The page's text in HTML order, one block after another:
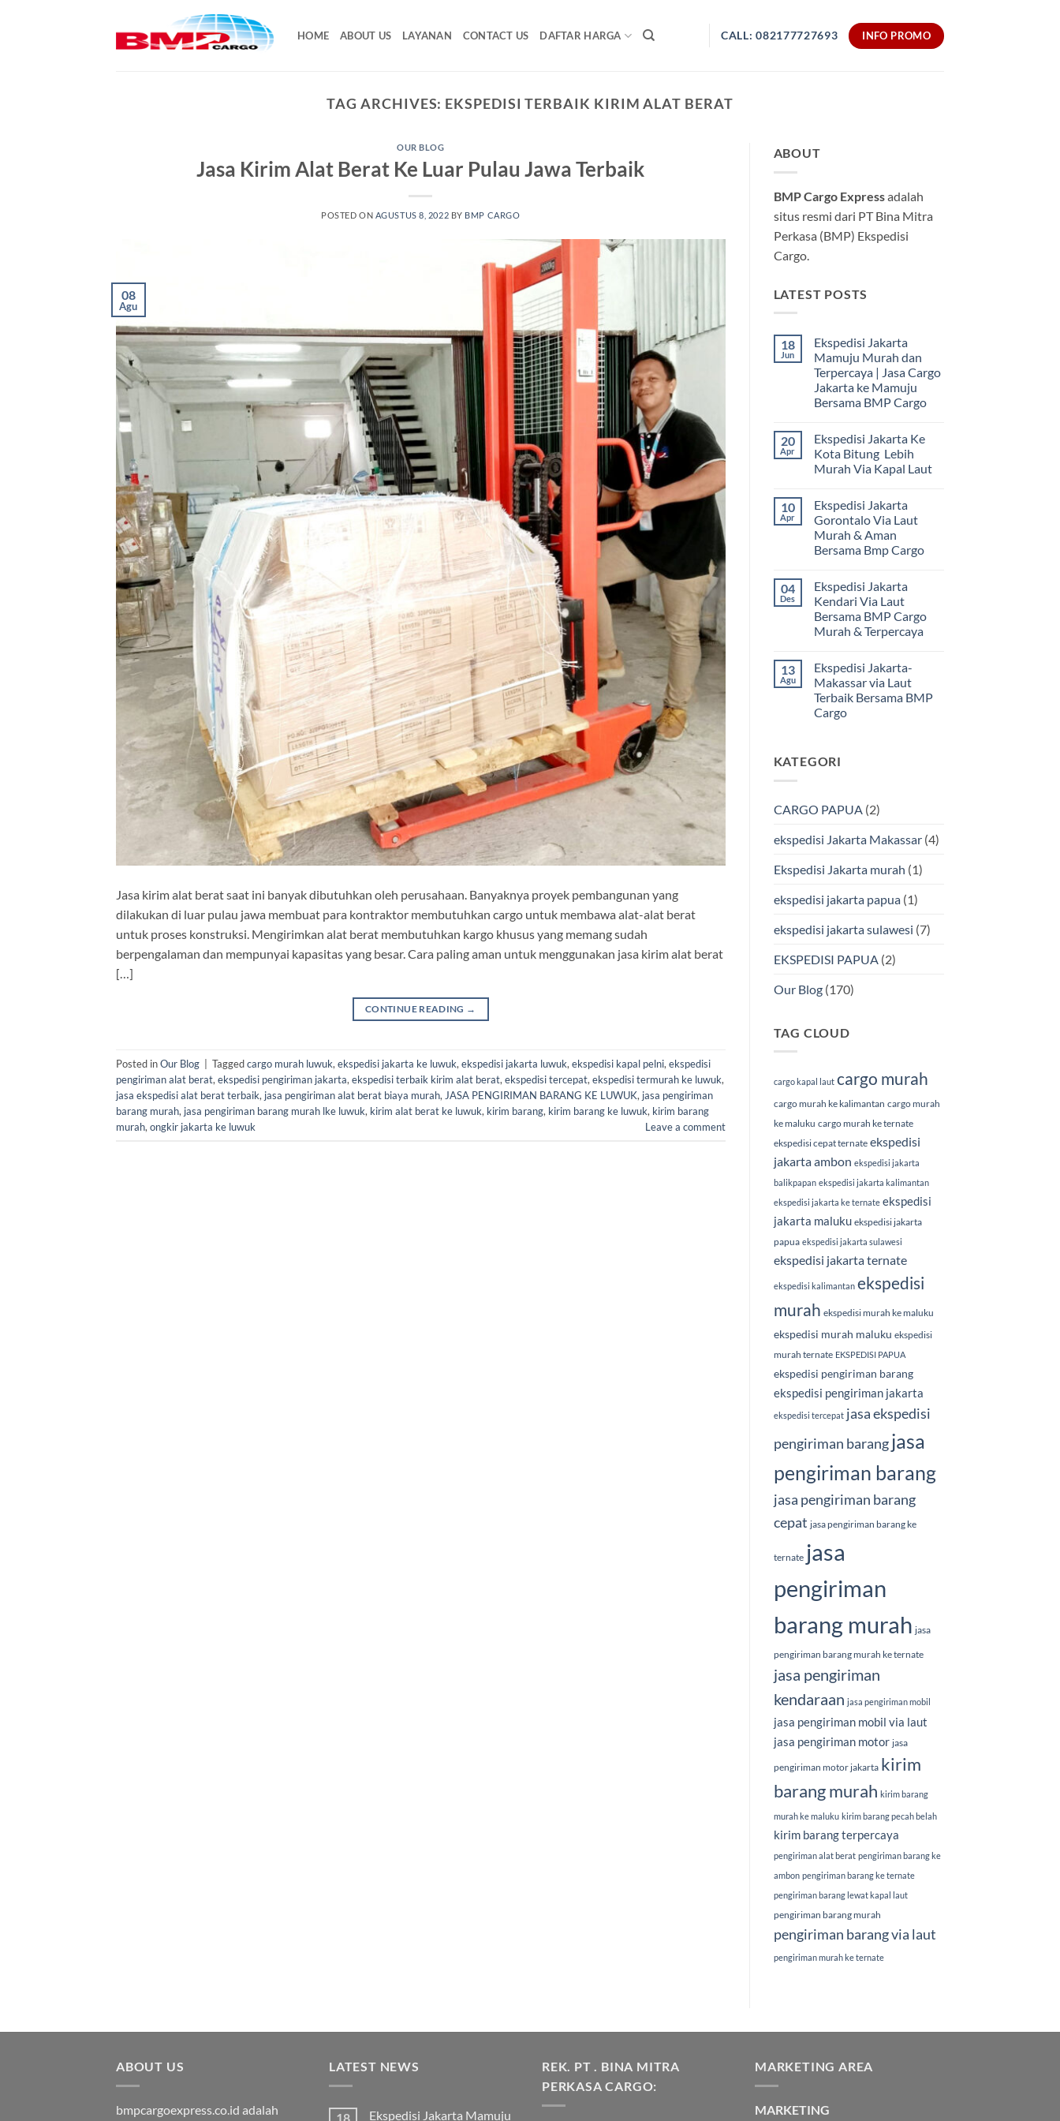
HOME ABOUT US LAYANAN CONTACT US DAFTAR HARGA CALL: 082177727693 INFO PROMO
TAG ARCHIVES: EKSPEDISI TERBAIK KIRIM ALAT BERAT
OUR BLOG
Jasa Kirim Alat Berat Ke Luar Pulau Jawa Terbaik
POSTED ON AGUSTUS 8, 2022 BY BMP CARGO
08
Agu
Jasa kirim alat berat saat ini banyak dibutuhkan oleh perusahaan. Banyaknya proyek pembangunan yang
dilakukan di luar pulau jawa membuat para kontraktor membutuhkan cargo untuk membawa alat-alat berat
untuk proses konstruksi. Mengirimkan alat berat membutuhkan kargo khusus yang memang sudah
berpengalaman dan mempunyai kapasitas yang besar. Cara paling aman untuk menggunakan jasa kirim alat berat
[…]
CONTINUE READING →
Posted inOur Blog | Taggedcargo murah luwuk, ekspedisi jakarta ke luwuk, ekspedisi jakarta luwuk, ekspedisi kapal pelni, ekspedisi
pengiriman alat berat, ekspedisi pengiriman jakarta, ekspedisi terbaik kirim alat berat, ekspedisi tercepat, ekspedisi termurah ke luwuk,
jasa ekspedisi alat berat terbaik, jasa pengiriman alat berat biaya murah, JASA PENGIRIMAN BARANG KE LUWUK, jasa pengiriman
barang murah, jasa pengiriman barang murah lke luwuk, kirim alat berat ke luwuk, kirim barang, kirim barang ke luwuk, kirim barang
murah, ongkir jakarta ke luwuk Leave a comment
ABOUT
BMP Cargo Expressadalah
situs resmi dari PT Bina Mitra
Perkasa (BMP) Ekspedisi
Cargo.
LATEST POSTS
18
Jun
Ekspedisi Jakarta
Mamuju Murah dan
Terpercaya | Jasa Cargo
Jakarta ke Mamuju
Bersama BMP Cargo
komentar
pada
Ekspedisi
Jakarta
dan
Terpercaya
|
Jasa
Cargo
Jakarta
Bersama
BMP
Cargo
20
Apr
Ekspedisi Jakarta Ke
Kota Bitung Lebih
Murah Via Kapal Laut
komentar
pada
Ekspedisi
Jakarta
Ke
Kota
Murah
Via
Kapal
Laut
10
Apr
Ekspedisi Jakarta
Gorontalo Via Laut
Murah & Aman
Bersama Bmp Cargo
komentar
pada
Ekspedisi
Jakarta
Gorontalo
Via
&
Aman
Bersama
Bmp
Cargo
04
Des
Ekspedisi Jakarta
Kendari Via Laut
Bersama BMP Cargo
Murah & Terpercaya
komentar
pada
Ekspedisi
Jakarta
Kendari
Via
Cargo
13
Agu
Ekspedisi Jakarta-
Makassar via Laut
Terbaik Bersama BMP
Cargo
pada
Ekspedisi
Laut
BMP
KATEGORI
CARGO PAPUA(2)
ekspedisi Jakarta Makassar(4)
Ekspedisi Jakarta murah (1)
ekspedisi jakarta papua(1)
ekspedisi jakarta sulawesi (7)
EKSPEDISI PAPUA(2)
Our Blog(170)
TAG CLOUD
cargo kapal laut cargo murah
cargo murah ke kalimantan cargo murah
ke maluku cargo murah ke ternate
ekspedisi cepat ternate ekspedisi
jakarta ambon ekspedisi jakarta
balikpapan ekspedisi jakarta kalimantan
ekspedisi jakarta ke ternate ekspedisi
jakarta maluku ekspedisi jakarta
papua ekspedisi jakarta sulawesi
ekspedisi jakarta ternate
ekspedisi kalimantan ekspedisi
murah ekspedisi murah ke maluku
ekspedisi murah maluku ekspedisi
murah ternate EKSPEDISI PAPUA
ekspedisi pengiriman barang
ekspedisi pengiriman jakarta
ekspedisi tercepat jasa ekspedisi
pengiriman barang jasa
pengiriman barang
jasa pengiriman barang
cepat jasa pengiriman barang ke
ternate jasa
pengiriman
barang murah jasa
pengiriman barang murah ke ternate
jasa pengiriman
kendaraan jasa pengiriman mobil
jasa pengiriman mobil via laut
jasa pengiriman motor jasa
pengiriman motor jakarta kirim
barang murah kirim barang
murah ke maluku kirim barang pecah belah
kirim barang terpercaya
pengiriman alat berat pengiriman barang ke
ambon pengiriman barang ke ternate
pengiriman barang lewat kapal laut
pengiriman barang murah
pengiriman barang via laut
pengiriman murah ke ternate
ABOUT US
bmpcargoexpress.co.id adalah
LATEST NEWS
18 Ekspedisi Jakarta Mamuju
REK. PT . BINA MITRA
PERKASA CARGO:
MARKETING AREA
MARKETING